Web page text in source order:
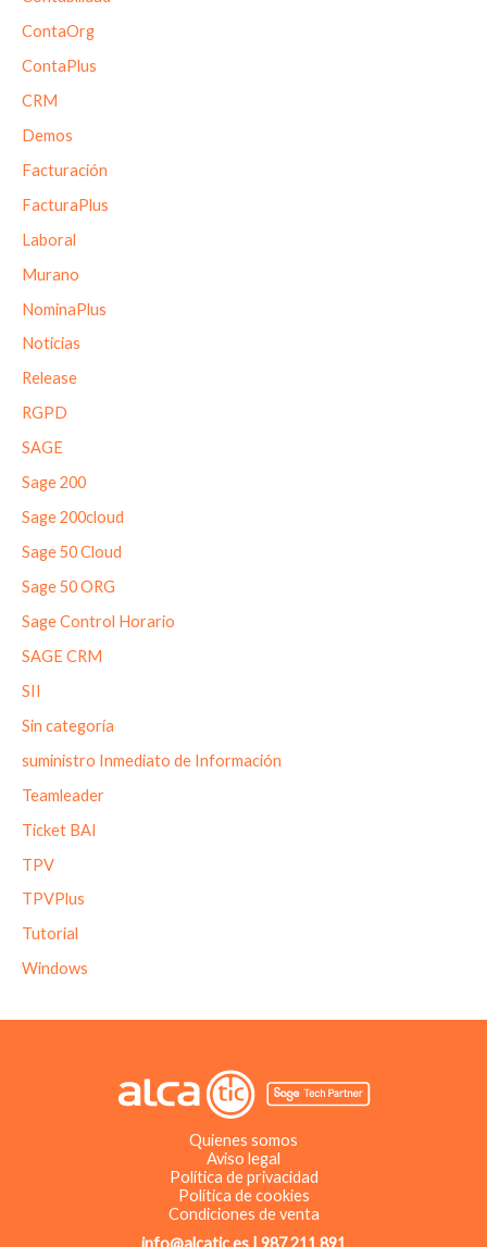
ContaOrg
ContaPlus
CRM
Demos
Facturación
FacturaPlus
Laboral
Murano
NominaPlus
Noticias
Release
RGPD
SAGE
Sage 200
Sage 200cloud
Sage 50 Cloud
Sage 50 ORG
Sage Control Horario
SAGE CRM
SII
Sin categoría
suministro Inmediato de Información
Teamleader
Ticket BAI
TPV
TPVPlus
Tutorial
Windows
Quienes somos
Aviso legal
Política de privacidad
Política de cookies
Condiciones de venta
info@alcatic.es | 987 211 891